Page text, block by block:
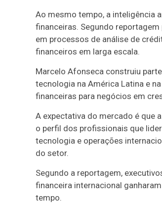
Ao mesmo tempo, a inteligência
financeiras. Segundo
em processos de análise de
financeiros em larga escala.
Marcelo Afonseca construiu
tecnologia na América Latina e
financeiras para negócios em
A expectativa do mercado é que
o perfil dos profissionais que
tecnologia e operações
do setor.
Segundo a reportagem,
financeira internacional
tempo.